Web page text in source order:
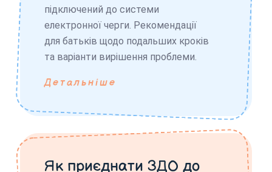
підключений до системи
електронної черги. Рекомендації
для батьків щодо подальших кроків
та варіанти вирішення проблеми.
Детальніше
Як приєднати ЗДО до